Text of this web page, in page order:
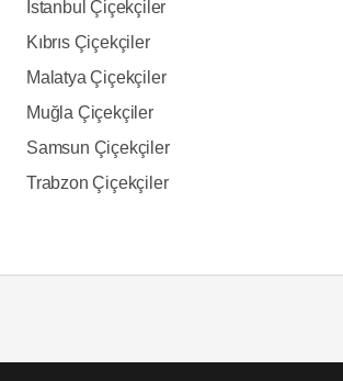
İstanbul Çiçekçiler
Kıbrıs Çiçekçiler
Malatya Çiçekçiler
Muğla Çiçekçiler
Samsun Çiçekçiler
Trabzon Çiçekçiler